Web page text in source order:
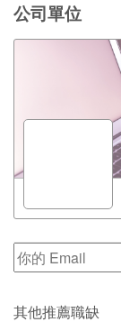
公司單位
其他推薦職缺